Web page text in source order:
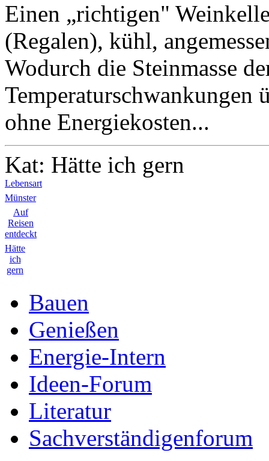
Einen „richtigen"
(Regalen), kühl,
Wodurch die Steinmasse
Temperaturschwankungen
ohne Energiekosten...
Kat: Hätte ich gern
Lebensart
Münster
Auf
Reisen
entdeckt
Hätte
ich
gern
Bauen
Genießen
Energie-Intern
Ideen-Forum
Literatur
Sachverständigenforum